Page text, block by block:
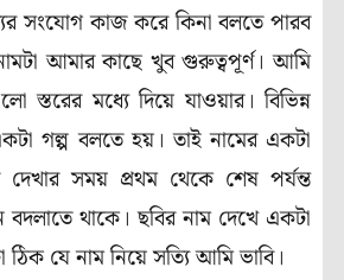
সংযোগ কাজ করে কিনা বলতে পারব
আমার কাছে খুব গুরুত্বপূর্ণ। আমি
স্তরের মধ্যে দিয়ে যাওয়ার। বিভিন্ন
গল্প বলতে হয়। তাই নামের একটা
সময় প্রথম থেকে শেষ পর্যন্ত
বদলাতে থাকে। ছবির নাম দেখে একটা
ঠিক যে নাম নিয়ে সত্যি আমি ভাবি।